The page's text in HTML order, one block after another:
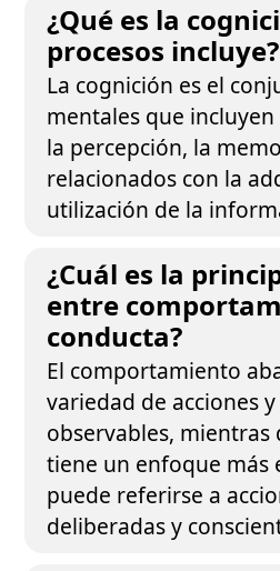
¿Qué es la
procesos incluye?
La cognición es el
mentales que
la percepción, la
relacionados con la
utilización de la
¿Cuál es la
entre
conducta?
El comportamiento
variedad de acciones
observables, mientras
tiene un enfoque más
puede referirse a
deliberadas y